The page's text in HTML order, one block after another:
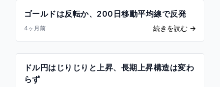
ゴールドは反転か、200日移動平均線で反発
4ヶ月前 続きを読む →
ドル円はじりじりと上昇、長期上昇構造は変わ
らず